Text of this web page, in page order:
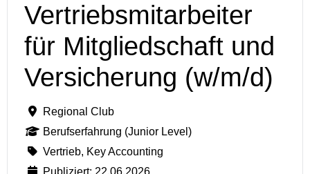
Vertriebsmitarbeiter
für Mitgliedschaft und
Versicherung (w/m/d)
Regional Club
Berufserfahrung (Junior Level)
Vertrieb, Key Accounting
Publiziert: 22.06.2026